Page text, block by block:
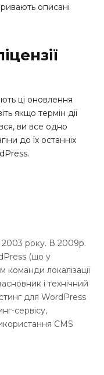
описані
ці оновлення
якщо термін дії
ви все одно
до їх останніх
2003 року. В 2009р.
(що у
локалізації
і технічний
для WordPress
сервісу,
CMS